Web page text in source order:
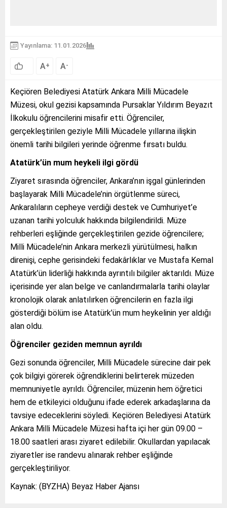
Yayınlama: 11.01.2026
A+ A-
Keçiören Belediyesi Atatürk Ankara Milli Mücadele
Müzesi, okul gezisi kapsamında Pursaklar Yıldırım Beyazıt
İlkokulu öğrencilerini misafir etti. Öğrenciler,
gerçekleştirilen geziyle Milli Mücadele yıllarına ilişkin
önemli tarihi bilgileri yerinde öğrenme fırsatı buldu.
Atatürk’ün mum heykeli ilgi gördü
Ziyaret sırasında öğrenciler, Ankara’nın işgal günlerinden
başlayarak Milli Mücadele’nin örgütlenme süreci,
Ankaralıların cepheye verdiği destek ve Cumhuriyet’e
uzanan tarihi yolculuk hakkında bilgilendirildi. Müze
rehberleri eşliğinde gerçekleştirilen gezide öğrencilere;
Milli Mücadele’nin Ankara merkezli yürütülmesi, halkın
direnişi, cephe gerisindeki fedakârlıklar ve Mustafa Kemal
Atatürk’ün liderliği hakkında ayrıntılı bilgiler aktarıldı. Müze
içerisinde yer alan belge ve canlandırmalarla tarihi olaylar
kronolojik olarak anlatılırken öğrencilerin en fazla ilgi
gösterdiği bölüm ise Atatürk’ün mum heykelinin yer aldığı
alan oldu.
Öğrenciler geziden memnun ayrıldı
Gezi sonunda öğrenciler, Milli Mücadele sürecine dair pek
çok bilgiyi görerek öğrendiklerini belirterek müzeden
memnuniyetle ayrıldı. Öğrenciler, müzenin hem öğretici
hem de etkileyici olduğunu ifade ederek arkadaşlarına da
tavsiye edeceklerini söyledi. Keçiören Belediyesi Atatürk
Ankara Milli Mücadele Müzesi hafta içi her gün 09.00 –
18.00 saatleri arası ziyaret edilebilir. Okullardan yapılacak
ziyaretler ise randevu alınarak rehber eşliğinde
gerçekleştiriliyor.
Kaynak: (BYZHA) Beyaz Haber Ajansı